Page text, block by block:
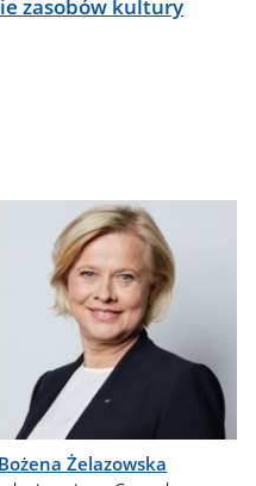
zasobów kultury
Bożena Żelazowska